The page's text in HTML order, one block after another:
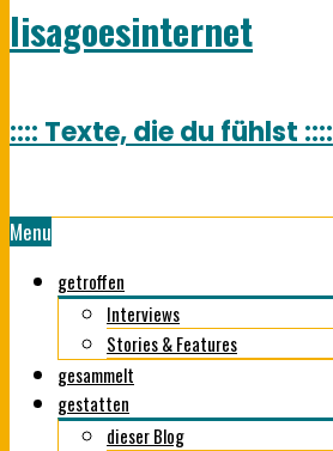
lisagoesinternet
:::: Texte, die du fühlst ::::
Menu
getroffen
Interviews
Stories & Features
gesammelt
gestatten
dieser Blog